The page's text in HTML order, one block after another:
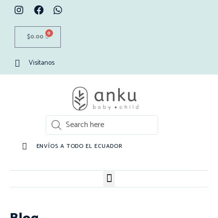
$0.00 0
Visítanos
ENVÍOS A TODO EL ECUADOR